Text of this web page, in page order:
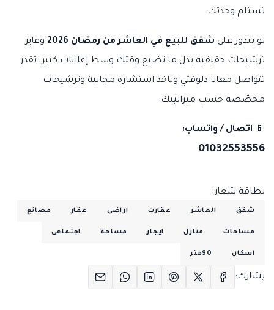
تستلم وحدتك.
لو بتدور على شقق للبيع في العاشر من رمضان 2026
وعايز
ترشيحات حقيقية بدل ما تضيع وقتك وسط إعلانات كتير، تقدر
تتواصل معانا دلوقتي وتاخد استشارة مجانية وترشيحات
مخصّصة حسب ميزانيتك.
📱 اتصال / واتساب:
01032553556
بطاقة شعار:
شقق العاشر عقارت اراضى عقار مصانع
مساحات منازل ايجار مساحة اجتماعى
اسكان 90متر
يشارك: